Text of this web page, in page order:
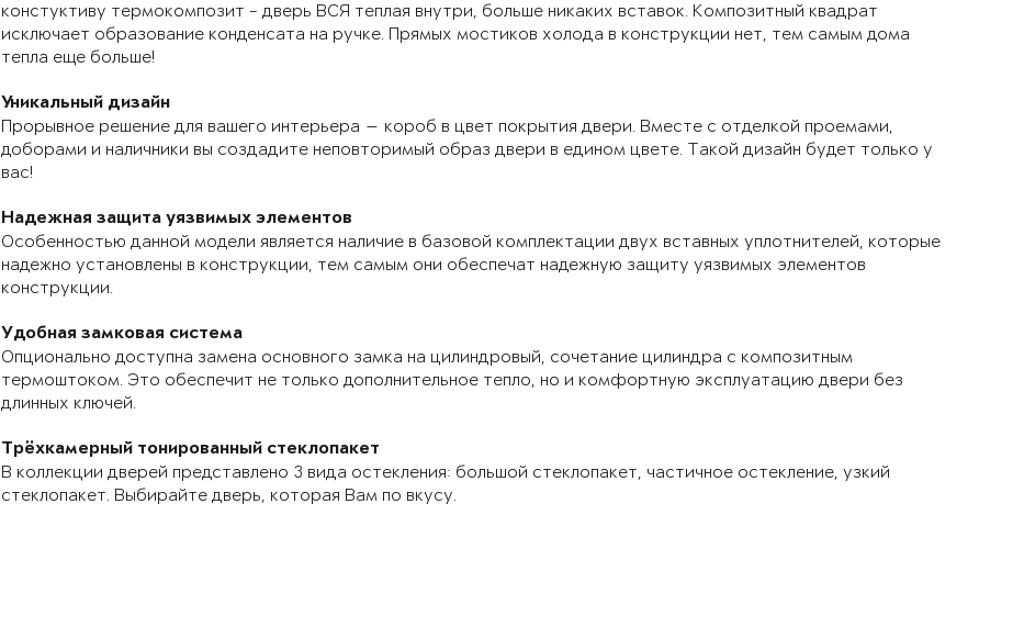
констуктиву термокомпозит - дверь ВСЯ теплая внутри, больше никаких вставок. Композитный квадрат
исключает образование конденсата на ручке. Прямых мостиков холода в конструкции нет, тем самым дома
тепла еще больше!
Уникальный дизайн
Прорывное решение для вашего интерьера — короб в цвет покрытия двери. Вместе с отделкой проемами,
доборами и наличники вы создадите неповторимый образ двери в едином цвете. Такой дизайн будет только у
вас!
Надежная защита уязвимых элементов
Особенностью данной модели является наличие в базовой комплектации двух вставных уплотнителей, которые
надежно установлены в конструкции, тем самым они обеспечат надежную защиту уязвимых элементов
конструкции.
Удобная замковая система
Опционально доступна замена основного замка на цилиндровый, сочетание цилиндра с композитным
термоштоком. Это обеспечит не только дополнительное тепло, но и комфортную эксплуатацию двери без
длинных ключей.
Трёхкамерный тонированный стеклопакет
В коллекции дверей представлено 3 вида остекления: большой стеклопакет, частичное остекление, узкий
стеклопакет. Выбирайте дверь, которая Вам по вкусу.